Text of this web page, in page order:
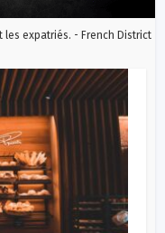
les expatriés. - French District